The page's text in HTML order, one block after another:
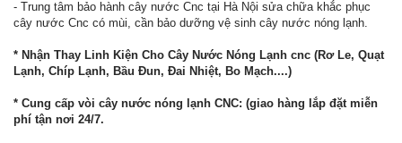
- Trung tâm bảo hành cây nước Cnc tại Hà Nội sửa chữa khắc phục
cây nước Cnc có mùi, cần bảo dưỡng vệ sinh cây nước nóng lạnh.
* Nhận Thay Linh Kiện Cho Cây Nước Nóng Lạnh cnc (Rơ Le, Quạt
Lạnh, Chíp Lạnh, Bầu Đun, Đai Nhiệt, Bo Mạch....)
* Cung cấp vòi cây nước nóng lạnh CNC: (giao hàng lắp đặt miễn
phí tận nơi 24/7.